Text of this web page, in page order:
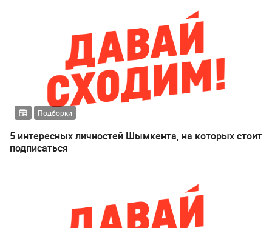
Подборки
5 интересных личностей Шымкента, на которых стоит
подписаться